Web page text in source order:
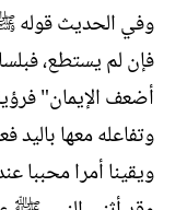
وفي الحديث قوله
فإن لم يستطع،
أضعف الإيمان"
وتفاعله معها باليد
ويقينا أمرا محببا